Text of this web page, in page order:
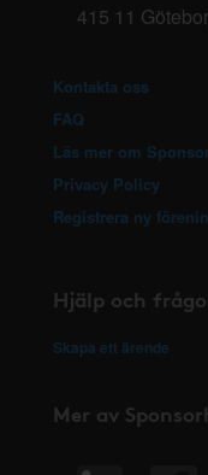
415 11
Kontakta oss
FAQ
Läs mer om
Privacy Policy
Registrera ny
Hjälp och
Skapa ett ärende
Mer av